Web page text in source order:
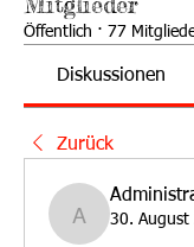
Öffentlich · 77
Diskussionen
Zurück
30. August